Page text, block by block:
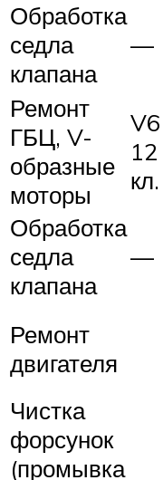
Обработка
седла
клапана
—
Ремонт
ГБЦ, V-
образные
моторы
V6
12
кл.
Обработка
седла
клапана
—
Ремонт
двигателя
Чистка
форсунок
(промывка